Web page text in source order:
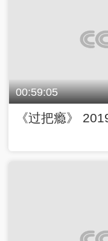
00:59:05
《过把瘾》